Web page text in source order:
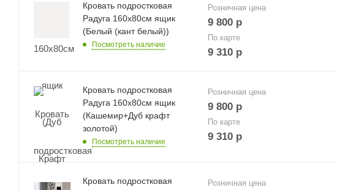
Кровать подростковая
Радуга 160х80см ящик
(Белый (кант белый))
Посмотреть наличие
Розничная цена
9 800р
По карте
9 310р
Кровать подростковая
Радуга 160х80см ящик
(Кашемир+Дуб крафт
золотой)
Посмотреть наличие
Розничная цена
9 800р
По карте
9 310р
Кровать подростковая
Розничная цена